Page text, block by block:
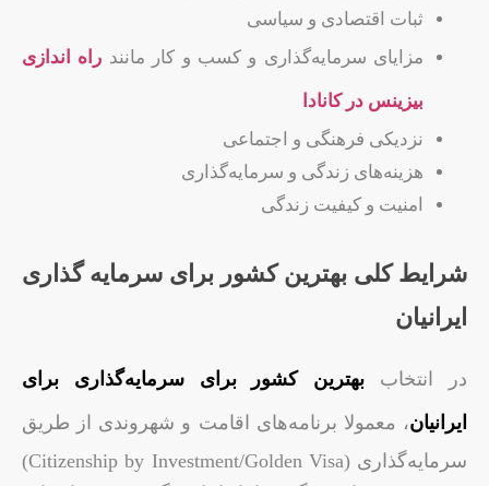
ثبات اقتصادی و سیاسی
مزایای سرمایه‌گذاری و کسب و کار مانند راه اندازی
بیزینس در کانادا
نزدیکی فرهنگی و اجتماعی
هزینه‌های زندگی و سرمایه‌گذاری
امنیت و کیفیت زندگی
شرایط کلی بهترین کشور برای سرمایه گذاری
ایرانیان
در انتخاب بهترین کشور برای سرمایه‌گذاری برای
ایرانیان، معمولا برنامه‌های اقامت و شهروندی از طریق
سرمایه‌گذاری (Citizenship by Investment/Golden Visa)